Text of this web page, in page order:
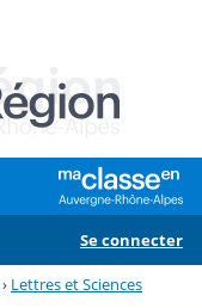
Se connecter
› Lettres et Sciences